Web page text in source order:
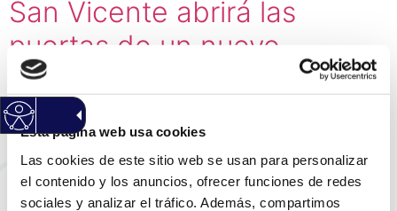
Esta página web usa cookies
Las cookies de este sitio web se usan para personalizar
el contenido y los anuncios, ofrecer funciones de redes
sociales y analizar el tráfico. Además, compartimos
San Vicente abrirá las
puertas de un nuevo
espacio para rituales y
ceremonias en el
cementerio el próximo Día
de Todos los Santos